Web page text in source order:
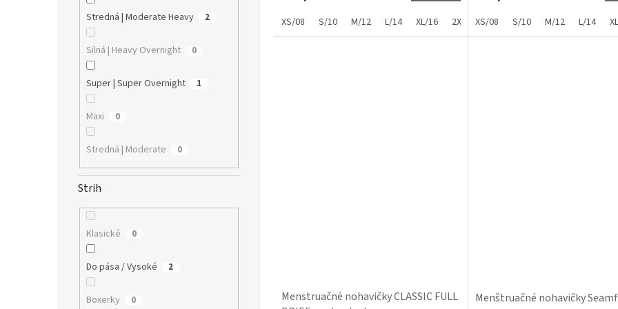
Stredná | Moderate Heavy 2
Silná | Heavy Overnight 0
Super | Super Overnight 1
Maxi 0
Stredná | Moderate 0
Strih
Klasické 0
Do pása / Vysoké 2
Boxerky 0
XS/08 S/10 M/12 L/14 XL/16 2XL/18 3XL/20 4XL/22
XS/08 S/10 M/12 L/14
Menstruačné nohavičky CLASSIC FULL
Menštruačné nohavičky